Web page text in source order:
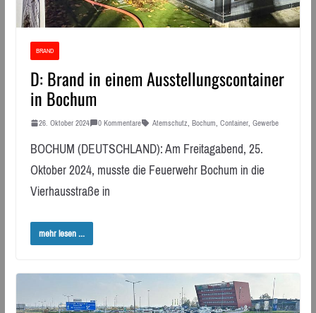
BRAND
D: Brand in einem Ausstellungscontainer
in Bochum
26. Oktober 2024 0 Kommentare Atemschutz, Bochum, Container, Gewerbe
BOCHUM (DEUTSCHLAND): Am Freitagabend, 25.
Oktober 2024, musste die Feuerwehr Bochum in die
Vierhausstraße in
mehr lesen ...